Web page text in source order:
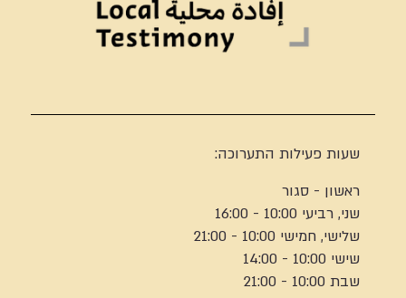
שעות פעילות התערוכה:
ראשון - סגור
שני, רביעי 10:00 - 16:00
שלישי, חמישי 10:00 - 21:00
שישי 10:00 - 14:00
שבת 10:00 - 21:00